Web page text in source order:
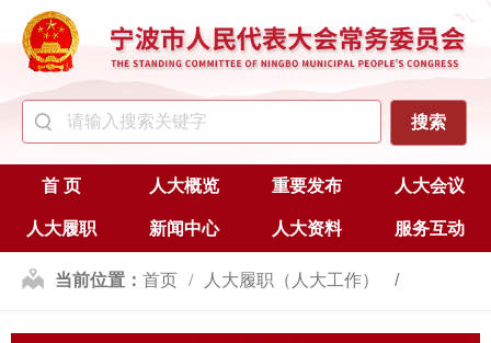
首 页 人大概览 重要发布 人大会议
人大履职 新闻中心 人大资料 服务互动
当前位置： 首页 人大履职（人大工作）
人事任免 宁波海事法院